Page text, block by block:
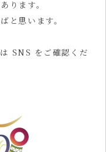
ります。
と思います。
SNS をご確認くだ